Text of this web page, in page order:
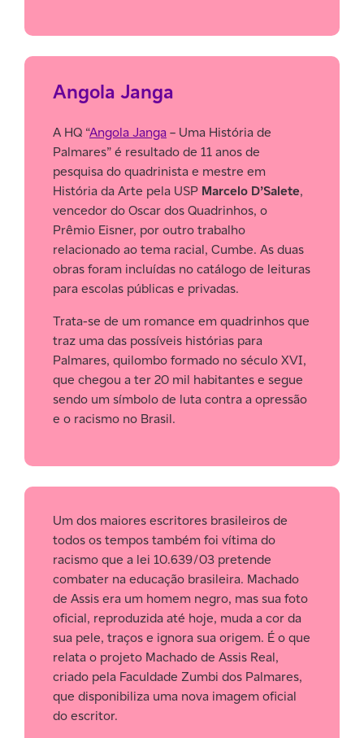
Angola Janga
A HQ “Angola Janga – Uma História de
Palmares” é resultado de 11 anos de
pesquisa do quadrinista e mestre em
História da Arte pela USP Marcelo D’Salete,
vencedor do Oscar dos Quadrinhos, o
Prêmio Eisner, por outro trabalho
relacionado ao tema racial, Cumbe. As duas
obras foram incluídas no catálogo de leituras
para escolas públicas e privadas.
Trata-se de um romance em quadrinhos que
traz uma das possíveis histórias para
Palmares, quilombo formado no século XVI,
que chegou a ter 20 mil habitantes e segue
sendo um símbolo de luta contra a opressão
e o racismo no Brasil.
Um dos maiores escritores brasileiros de
todos os tempos também foi vítima do
racismo que a lei 10.639/03 pretende
combater na educação brasileira. Machado
de Assis era um homem negro, mas sua foto
oficial, reproduzida até hoje, muda a cor da
sua pele, traços e ignora sua origem. É o que
relata o projeto Machado de Assis Real,
criado pela Faculdade Zumbi dos Palmares,
que disponibiliza uma nova imagem oficial
do escritor.